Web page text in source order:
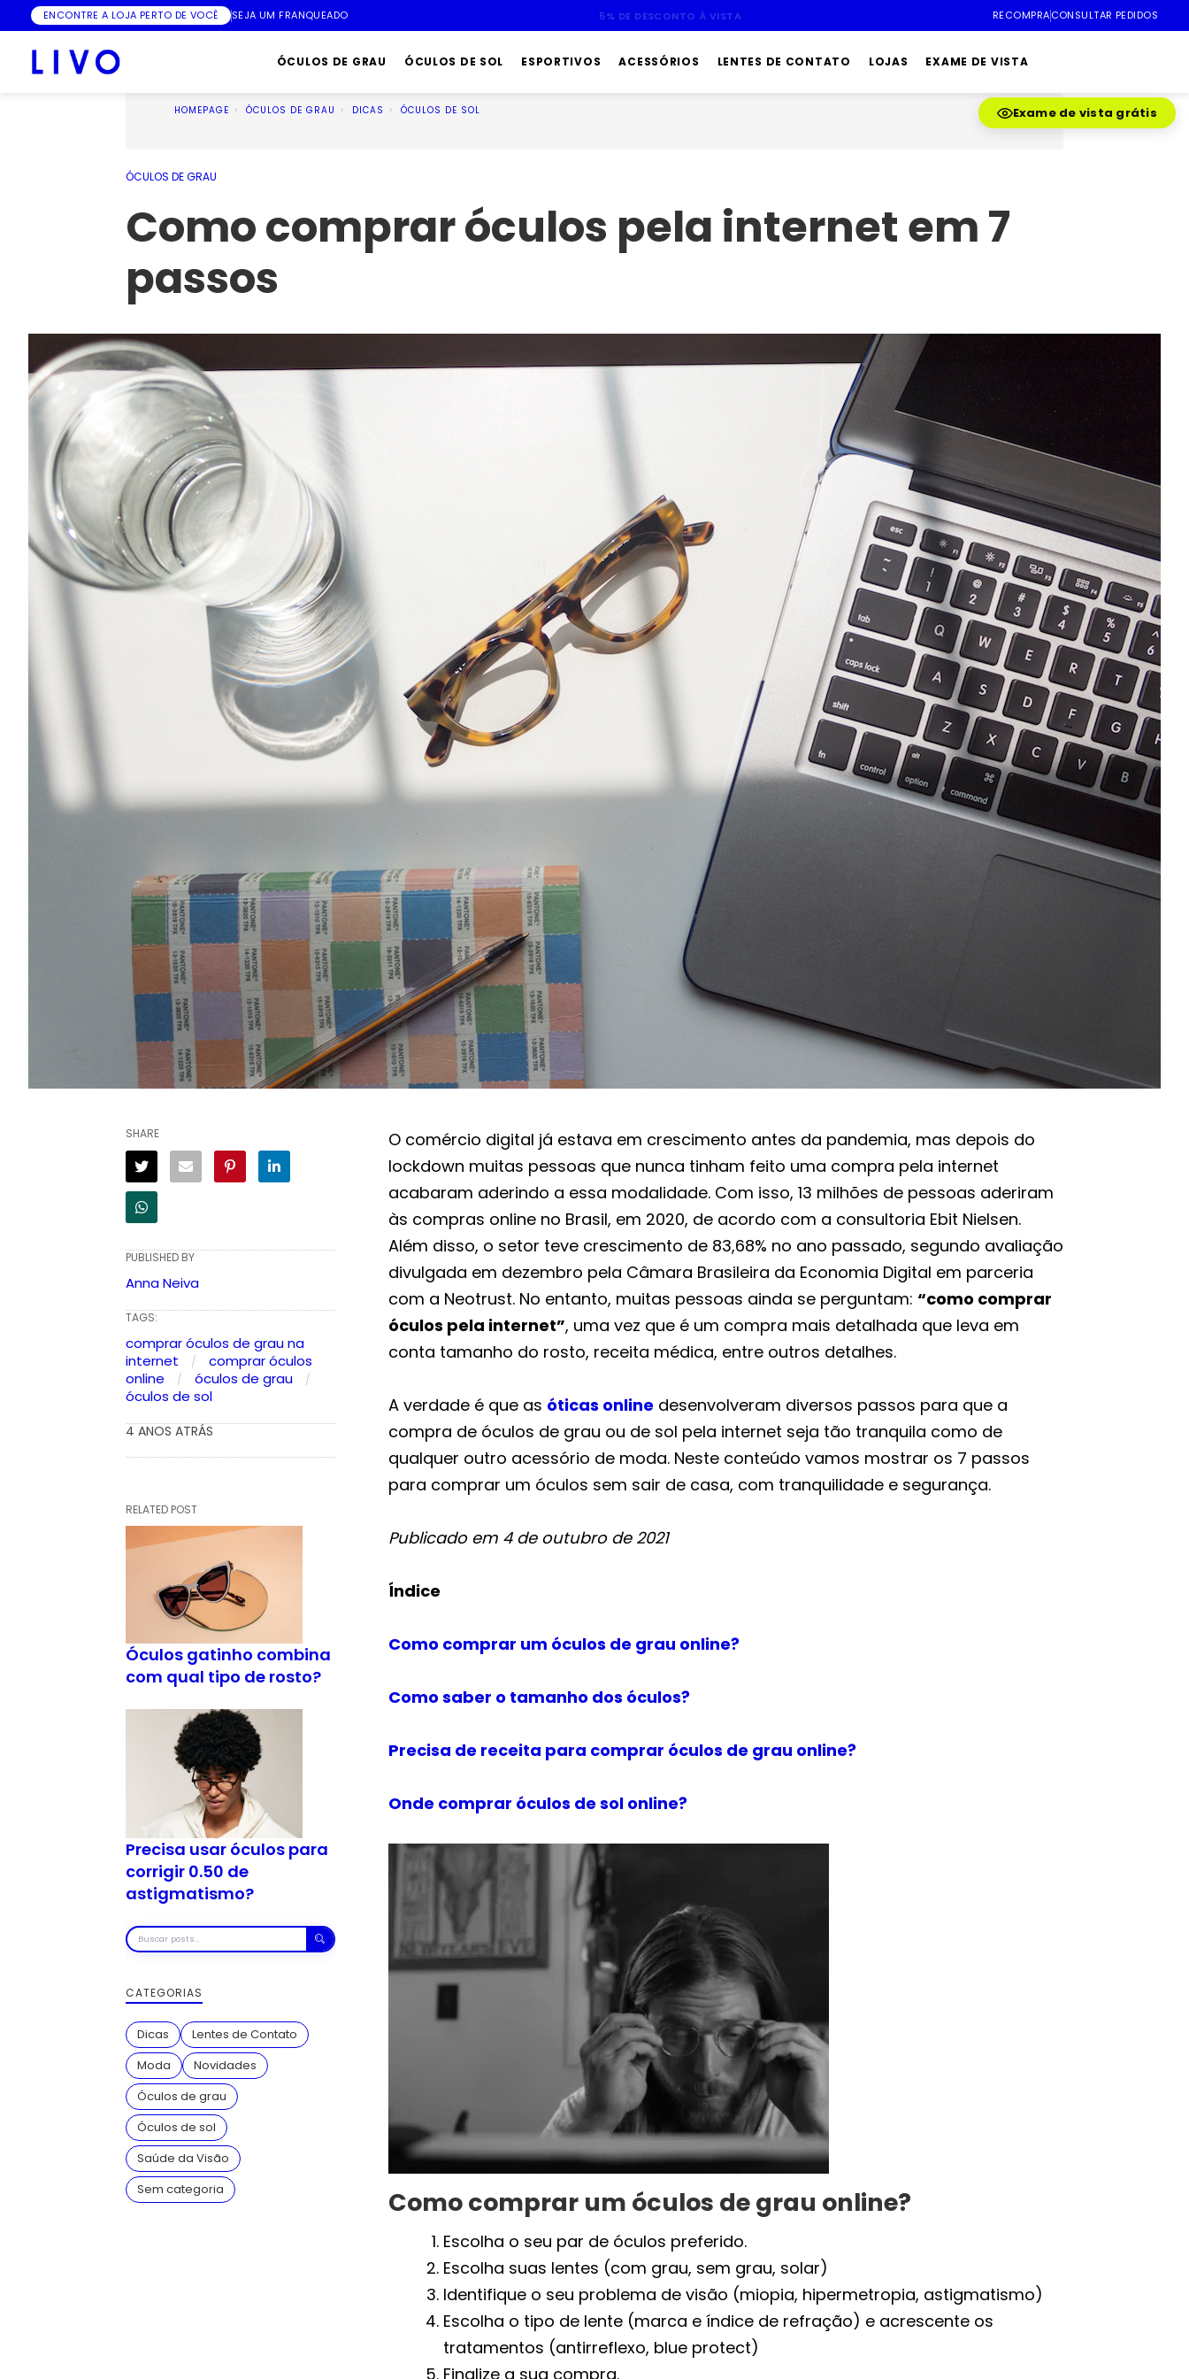
ENCONTRE A LOJA PERTO DE VOCÊ SEJA UM FRANQUEADO ATÉ 10X SEM JUROS RECOMPRACONSULTAR PEDIDOS
ÓCULOS DE GRAU ÓCULOS DE SOL ESPORTIVOS ACESSÓRIOS LENTES DE CONTATO LOJAS EXAME DE VISTA
Exame de vista grátis
HOMEPAGE ÓCULOS DE GRAU DICAS ÓCULOS DE SOL
ÓCULOS DE GRAU
Como comprar óculos pela internet em 7
passos
O comércio digital já estava em crescimento antes da pandemia, mas depois do
lockdown muitas pessoas que nunca tinham feito uma compra pela internet
acabaram aderindo a essa modalidade. Com isso, 13 milhões de pessoas aderiram
às compras online no Brasil, em 2020, de acordo com a consultoria Ebit Nielsen.
Além disso, o setor teve crescimento de 83,68% no ano passado, segundo avaliação
divulgada em dezembro pela Câmara Brasileira da Economia Digital em parceria
com a Neotrust. No entanto, muitas pessoas ainda se perguntam: “como comprar
óculos pela internet”, uma vez que é um compra mais detalhada que leva em
conta tamanho do rosto, receita médica, entre outros detalhes.
A verdade é que as óticas online desenvolveram diversos passos para que a
compra de óculos de grau ou de sol pela internet seja tão tranquila como de
qualquer outro acessório de moda. Neste conteúdo vamos mostrar os 7 passos
para comprar um óculos sem sair de casa, com tranquilidade e segurança.
Publicado em 4 de outubro de 2021
Índice
Como comprar um óculos de grau online?
Como saber o tamanho dos óculos?
Precisa de receita para comprar óculos de grau online?
Onde comprar óculos de sol online?
Como comprar um óculos de grau online?
Escolha o seu par de óculos preferido.
Escolha suas lentes (com grau, sem grau, solar)
Identifique o seu problema de visão (miopia, hipermetropia, astigmatismo)
Escolha o tipo de lente (marca e índice de refração) e acrescente os
tratamentos (antirreflexo, blue protect)
Finalize a sua compra.
SHARE
PUBLISHED BY
Anna Neiva
TAGS:
comprar óculos de grau na
internet
comprar óculos
online
óculos de grau
óculos de sol
4 ANOS ATRÁS
RELATED POST
Óculos gatinho combina
com qual tipo de rosto?
Precisa usar óculos para
corrigir 0.50 de
astigmatismo?
Buscar
posts
CATEGORIAS
Dicas
Lentes de Contato
Moda
Novidades
Óculos de grau
Óculos de sol
Saúde da Visão
Sem categoria